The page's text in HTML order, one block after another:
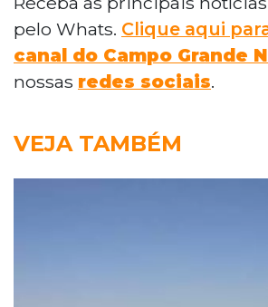
pelo Whats. Clique aqui
canal do Campo Grande
nossas redes sociais.
VEJA TAMBÉM